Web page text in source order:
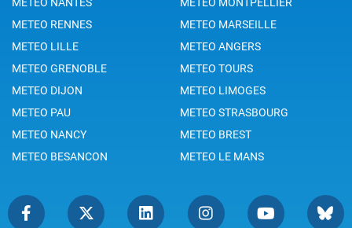
METEO RENNES
METEO MARSEILLE
METEO LILLE
METEO ANGERS
METEO GRENOBLE
METEO TOURS
METEO DIJON
METEO LIMOGES
METEO PAU
METEO STRASBOURG
METEO NANCY
METEO BREST
METEO BESANCON
METEO LE MANS